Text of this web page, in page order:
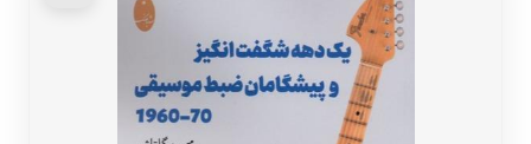
ادبیات روسیه
ادبیات آمریکای لاتین